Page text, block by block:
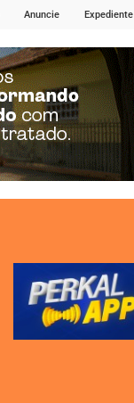
Anuncie Expediente